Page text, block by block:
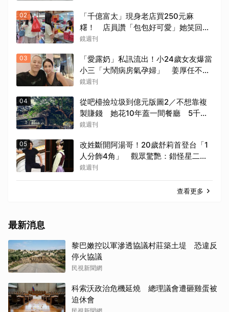
02
「千億富太」現身老店買250元麻
糬！ 店員讚「包包好可愛」她笑回：
我自己做的
鏡週刊
03
「愛露奶」私訊流出！小24歲女友爆當
小三「大鬧病房氣孕婦」 姜厚任不忍
回應了
鏡週刊
04
從吧檯撿垃圾到億元版圖2／不想靠複
製賺錢 她花10年蓋一間餐廳 5千萬
埋在地下瀕臨破產
鏡週刊
05
改姓斷開阿湯哥！20歲舒莉首登台「1
人分飾4角」 觀眾驚艷：錯怪星二代
了
鏡週刊
查看更多
最新消息
黎巴嫩控以軍滲透協議村莊築土堤 恐違反
停火協議
民視新聞網
科索沃政治危機延燒 總理議會遭砸雞蛋被
迫休會